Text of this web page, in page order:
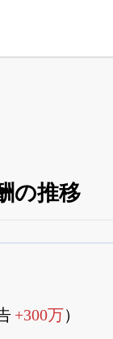
の推移
ます
+300万）